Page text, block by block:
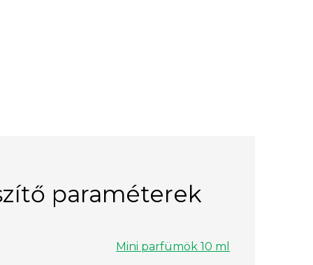
paraméterek
Mini parfümök 10 ml